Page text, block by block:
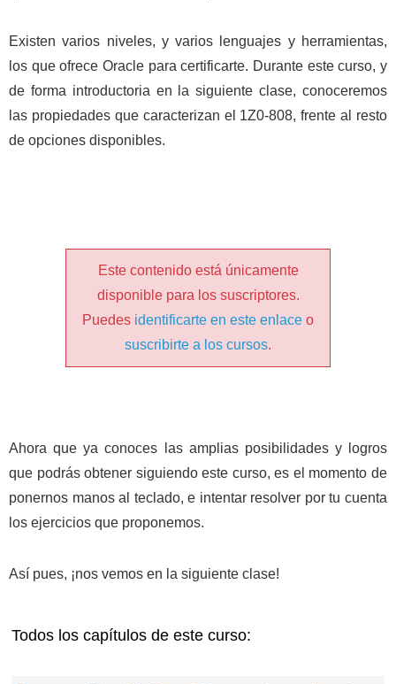
Existen varios niveles, y varios lenguajes y herramientas,
los que ofrece Oracle para certificarte. Durante este curso, y
de forma introductoria en la siguiente clase, conoceremos
las propiedades que caracterizan el 1Z0-808, frente al resto
de opciones disponibles.
Este contenido está únicamente
disponible para los suscriptores.
Puedes identificarte en este enlace o
suscribirte a los cursos.
Ahora que ya conoces las amplias posibilidades y logros
que podrás obtener siguiendo este curso, es el momento de
ponernos manos al teclado, e intentar resolver por tu cuenta
los ejercicios que proponemos.
Así pues, ¡nos vemos en la siguiente clase!
Todos los capítulos de este curso: